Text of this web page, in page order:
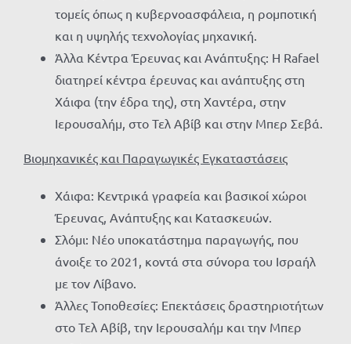
τομείς όπως η κυβερνοασφάλεια, η ρομποτική
και η υψηλής τεχνολογίας μηχανική.
Άλλα Κέντρα Έρευνας και Ανάπτυξης: Η Rafael
διατηρεί κέντρα έρευνας και ανάπτυξης στη
Χάιφα (την έδρα της), στη Χαντέρα, στην
Ιερουσαλήμ, στο Τελ Αβίβ και στην Μπερ Σεβά.
Βιομηχανικές και Παραγωγικές Εγκαταστάσεις
Χάιφα: Κεντρικά γραφεία και βασικοί χώροι
Έρευνας, Ανάπτυξης και Κατασκευών.
Σλόμι: Νέο υποκατάστημα παραγωγής, που
άνοιξε το 2021, κοντά στα σύνορα του Ισραήλ
με τον Λίβανο.
Άλλες Τοποθεσίες: Επεκτάσεις δραστηριοτήτων
στο Τελ Αβίβ, την Ιερουσαλήμ και την Μπερ